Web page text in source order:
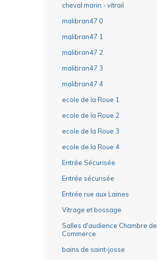
cheval marin - vitrail
malibran47 0
malibran47 1
malibran47 2
malibran47 3
malibran47 4
ecole de la Roue 1
ecole de la Roue 2
ecole de la Roue 3
ecole de la Roue 4
Entrée Sécurisée
Entrée sécurisée
Entrée rue aux Laines
Vitrage et bossage
Salles d'audience Chambre de
Commerce
bains de saint-josse